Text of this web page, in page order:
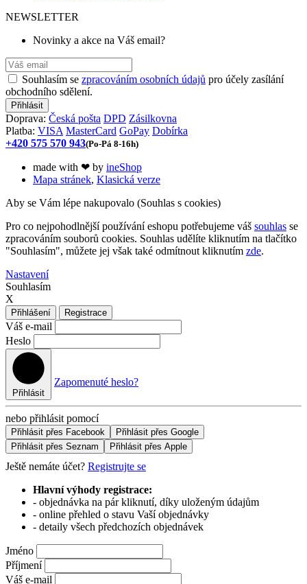
NEWSLETTER
Novinky a akce na Váš email?
Souhlasím se zpracováním osobních údajů pro účely zasílání
obchodního sdělení.
Doprava: Česká pošta DPD Zásilkovna
Platba: VISA MasterCard GoPay Dobírka
+420 575 570 943(Po-Pá 8-16h)
made with ❤ by ineShop
Mapa stránek, Klasická verze
Aby se Vám lépe nakupovalo (Souhlas s cookies)
Pro co nejpohodlnější používání eshopu potřebujeme váš souhlas se
zpracováním souborů cookies. Souhlas udělíte kliknutím na tlačítko
"Souhlasím", můžete jej však také odmítnout kliknutím zde.
Nastavení
Souhlasím
X
Přihlášení Registrace
Váš e-mail
Heslo
Přihlásit
Zapomenuté heslo?
nebo přihlásit pomocí
Přihlásit přes Facebook
Přihlásit přes Google
Přihlásit přes Seznam
Přihlásit přes Apple
Ještě nemáte účet? Registrujte se
Hlavní výhody registrace:
- objednávka na pár kliknutí, díky uloženým údajům
- online přehled o stavu Vaší objednávky
- detaily všech předchozích objednávek
Jméno
Příjmení
Váš e-mail